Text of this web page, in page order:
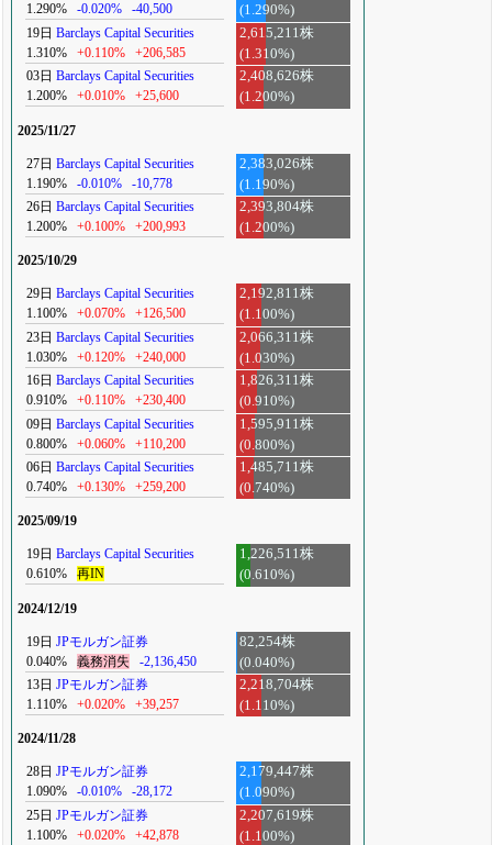
1.290%
-0.020% -40,500
(1.290%)
19日 Barclays Capital Securities
1.310%
+0.110% +206,585
2,615,211株
(1.310%)
03日 Barclays Capital Securities
1.200%
+0.010% +25,600
2,408,626株
(1.200%)
2025/11/27
27日 Barclays Capital Securities
1.190%
-0.010% -10,778
2,383,026株
(1.190%)
26日 Barclays Capital Securities
1.200%
+0.100% +200,993
2,393,804株
(1.200%)
2025/10/29
29日 Barclays Capital Securities
1.100%
+0.070% +126,500
2,192,811株
(1.100%)
23日 Barclays Capital Securities
1.030%
+0.120% +240,000
2,066,311株
(1.030%)
16日 Barclays Capital Securities
0.910%
+0.110% +230,400
1,826,311株
(0.910%)
09日 Barclays Capital Securities
0.800%
+0.060% +110,200
1,595,911株
(0.800%)
06日 Barclays Capital Securities
0.740%
+0.130% +259,200
1,485,711株
(0.740%)
2025/09/19
19日 Barclays Capital Securities
0.610%
再IN
1,226,511株
(0.610%)
2024/12/19
19日 JPモルガン証券
0.040%
義務消失 -2,136,450
82,254株
(0.040%)
13日 JPモルガン証券
1.110%
+0.020% +39,257
2,218,704株
(1.110%)
2024/11/28
28日 JPモルガン証券
1.090%
-0.010% -28,172
2,179,447株
(1.090%)
25日 JPモルガン証券
1.100%
+0.020% +42,878
2,207,619株
(1.100%)